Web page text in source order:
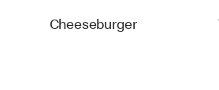
Cheeseburger